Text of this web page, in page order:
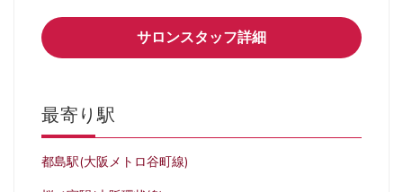
サロンスタッフ詳細
最寄り駅
都島駅(大阪メトロ谷町線)